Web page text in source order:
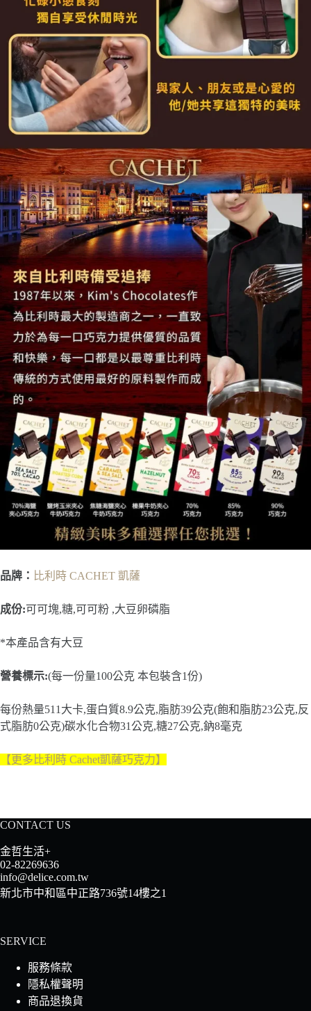
品牌： 比利時 CACHET 凱薩
成份:可可塊,糖,可可粉 ,大豆卵磷脂
*本產品含有大豆
營養標示:(每一份量100公克 本包裝含1份)
每份熱量511大卡,蛋白質8.9公克,脂肪39公克(飽和脂肪23公克,反
式脂肪0公克)碳水化合物31公克,糖27公克,鈉8毫克
【更多比利時 Cachet凱薩巧克力】
CONTACT US
金哲生活+
02-82269636
info@delice.com.tw
新北市中和區中正路736號14樓之1
SERVICE
服務條款
隱私權聲明
商品退換貨